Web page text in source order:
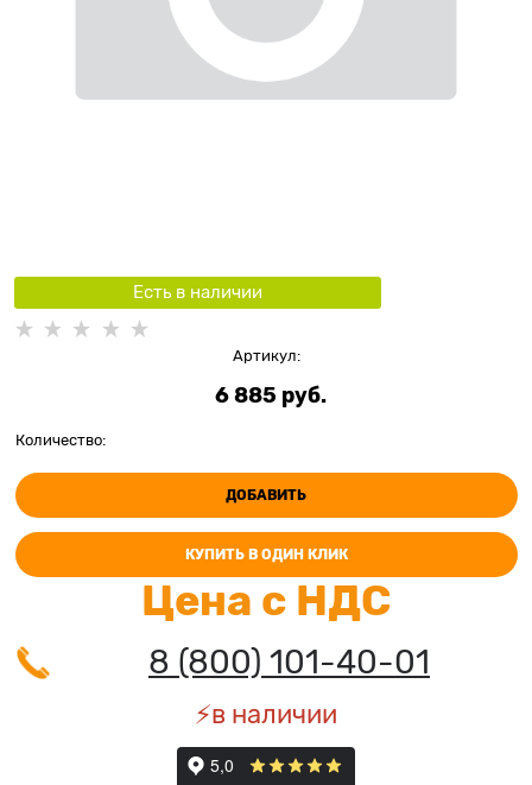
Есть в наличии
Артикул:
6 885 руб.
Количество:
ДОБАВИТЬ
КУПИТЬ В ОДИН КЛИК
Цена с НДС
8 (800) 101-40-01
⚡️в наличии